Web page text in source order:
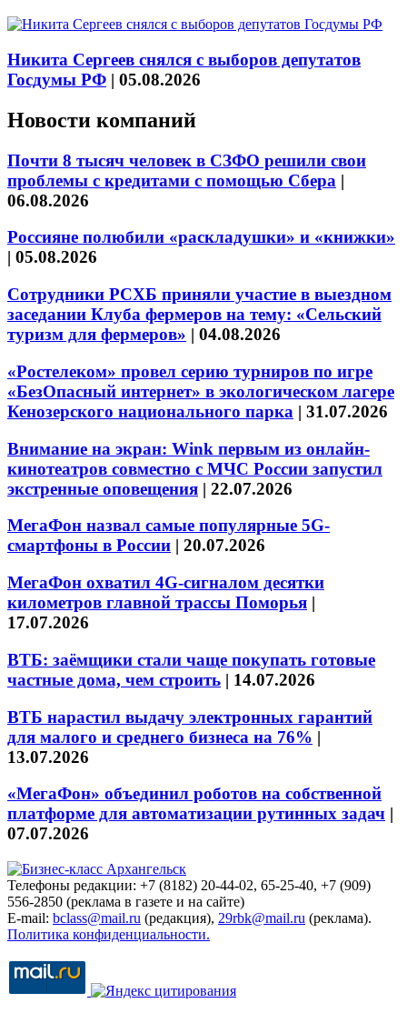
Никита Сергеев снялся с выборов депутатов
Госдумы РФ | 05.08.2026
Новости компаний
Почти 8 тысяч человек в СЗФО решили свои
проблемы с кредитами с помощью Сбера |
06.08.2026
Россияне полюбили «раскладушки» и «книжки»
| 05.08.2026
Сотрудники РСХБ приняли участие в выездном
заседании Клуба фермеров на тему: «Сельский
туризм для фермеров» | 04.08.2026
«Ростелеком» провел серию турниров по игре
«БезОпасный интернет» в экологическом лагере
Кенозерского национального парка | 31.07.2026
Внимание на экран: Wink первым из онлайн-
кинотеатров совместно с МЧС России запустил
экстренные оповещения | 22.07.2026
МегаФон назвал самые популярные 5G-
смартфоны в России | 20.07.2026
МегаФон охватил 4G-сигналом десятки
километров главной трассы Поморья |
17.07.2026
ВТБ: заёмщики стали чаще покупать готовые
частные дома, чем строить | 14.07.2026
ВТБ нарастил выдачу электронных гарантий
для малого и среднего бизнеса на 76% |
13.07.2026
«МегаФон» объединил роботов на собственной
платформе для автоматизации рутинных задач |
07.07.2026
Телефоны редакции: +7 (8182) 20-44-02, 65-25-40, +7 (909)
556-2850 (реклама в газете и на сайте)
E-mail: bclass@mail.ru (редакция), 29rbk@mail.ru (реклама).
Политика конфиденциальности.